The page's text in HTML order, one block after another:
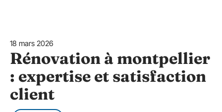
18 mars 2026
Rénovation à montpellier
: expertise et satisfaction
client